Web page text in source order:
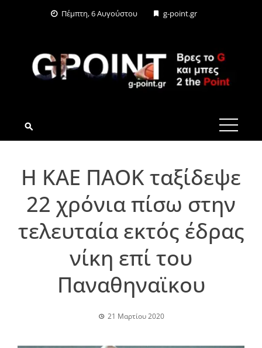
Πέμπτη, 6 Αυγούστου g-point.gr
G-POINT.GR
Η ΚΑΕ ΠΑΟΚ ταξίδεψε
22 χρόνια πίσω στην
τελευταία εκτός έδρας
νίκη επί του
Παναθηναϊκου
21 Μαρτίου 2020